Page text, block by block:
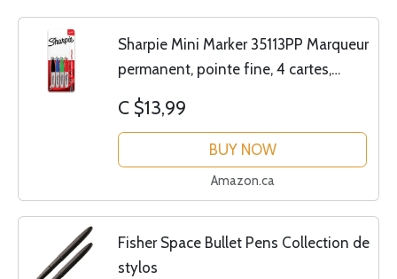
Sharpie Mini Marker 35113PP Marqueur
permanent, pointe fine, 4 cartes,
encres assorties
C $13,99
BUY NOW
Amazon.ca
Fisher Space Bullet Pens Collection de
stylos